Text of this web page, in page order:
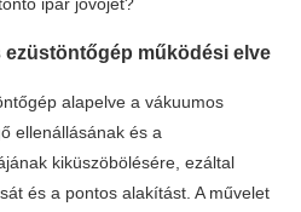
ipar jövőjét?
ezüstöntőgép működési elve
alapelve a vákuumos
ellenállásának és a
kiküszöbölésére, ezáltal
és a pontos alakítást. A művelet